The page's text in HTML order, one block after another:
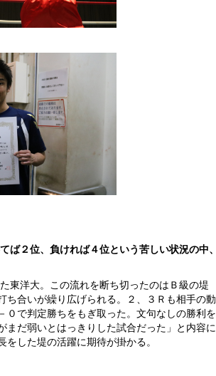
ば２位、負ければ４位という苦しい状況の中、
洋大。この流れを断ち切ったのはＢ級の堤
ち合いが繰り広げられる。２、３Ｒも相手の動
０で判定勝ちをもぎ取った。文句なしの勝利を
だ弱いとはっきりした試合だった」と内容に
した堤の活躍に期待が掛かる。